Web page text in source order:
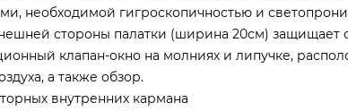
необходимой гигроскопичностью и
стороны палатки (ширина 20см) защищает
клапан-окно на молниях и липучке,
а также обзор.
внутренних кармана